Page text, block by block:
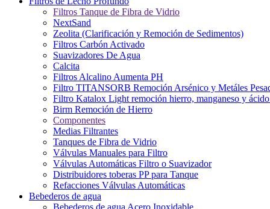
Filtros Tanque de Fibra de Vidrio
NextSand
Zeolita (Clarificación y Remoción de Sedimentos)
Filtros Carbón Activado
Suavizadores De Agua
Calcita
Filtros Alcalino Aumenta PH
Filtro TITANSORB Remoción Arsénico y Metáles
Filtro Katalox Light remoción hierro, manganeso y
Birm Remoción de Hierro
Componentes
Medias Filtrantes
Tanques de Fibra de Vidrio
Válvulas Manuales para Filtro
Válvulas Automáticas Filtro o Suavizador
Distribuidores toberas PP para Tanque
Refacciones Válvulas Automáticas
Bebederos de agua
Bebederos de agua Acero Inoxidable